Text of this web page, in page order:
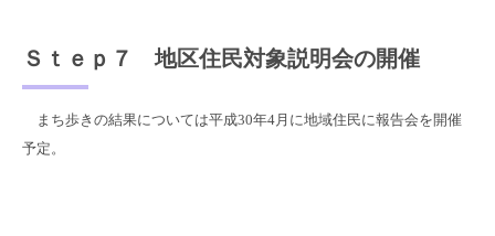
Ｓｔｅｐ７ 地区住民対象説明会の開催
まち歩きの結果については平成30年4月に地域住民に報告会を開催
予定。